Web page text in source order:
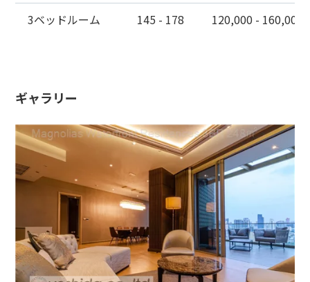
3ベッドルーム
145 - 178 120,000 - 160,000
ギャラリー